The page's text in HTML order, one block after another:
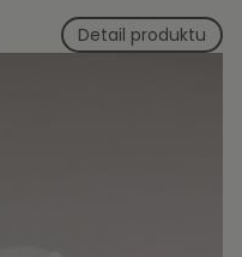
Detail produktu